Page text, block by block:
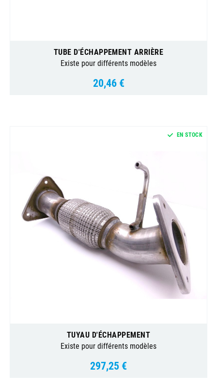
TUBE D'ÉCHAPPEMENT ARRIÈRE
Existe pour différents modèles
Prix
20,46 €
TUYAU D'ÉCHAPPEMENT
Existe pour différents modèles
Prix
297,25 €
EN STOCK